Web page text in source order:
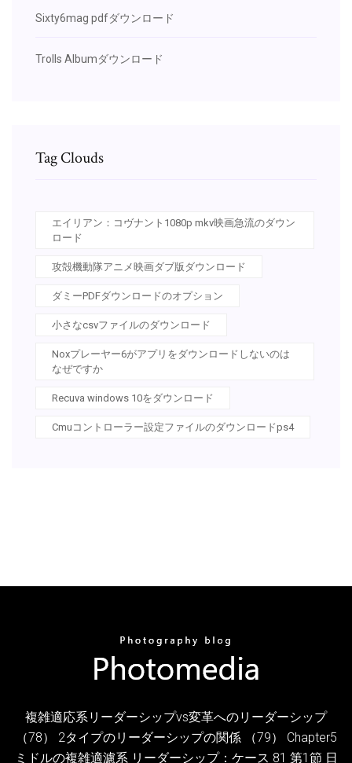
Sixty6mag pdfダウンロード
Trolls Albumダウンロード
Tag Clouds
エイリアン：コヴナント1080p mkv映画急流のダウン
ロード
攻殻機動隊アニメ映画ダブ版ダウンロード
ダミーPDFダウンロードのオプション
小さなcsvファイルのダウンロード
Noxプレーヤー6がアプリをダウンロードしないのは
なぜですか
Recuva windows 10をダウンロード
Cmuコントローラー設定ファイルのダウンロードps4
複雑適応系リーダーシップvs変革へのリーダーシップ
（78） 2タイプのリーダーシップの関係 （79） Chapter5
ミドルの複雑適濾系 リーダーシップ：ケース 81 第1節 日